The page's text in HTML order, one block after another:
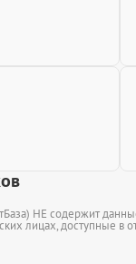
НЕ содержит
лицах, доступные в